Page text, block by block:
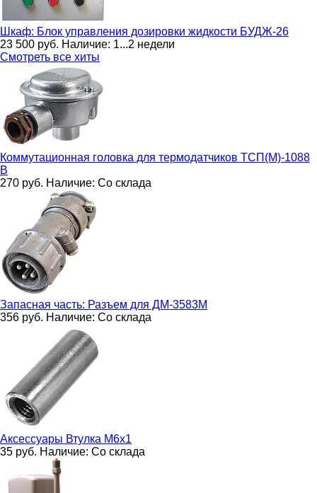
Шкаф: Блок управления дозировки жидкости БУДЖ-26
23 500 руб. Наличие: 1...2 недели
Смотреть все хиты
Коммутационная головка для термодатчиков ТСП(М)-1088
В
270 руб. Наличие: Со склада
Запасная часть: Разъем для ДМ-3583М
356 руб. Наличие: Со склада
Аксессуары Втулка М6х1
35 руб. Наличие: Со склада